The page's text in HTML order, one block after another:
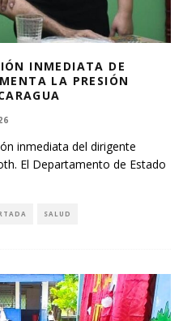
INMEDIATA DE
LA PRESIÓN
inmediata del dirigente
El Departamento de Estado
SALUD